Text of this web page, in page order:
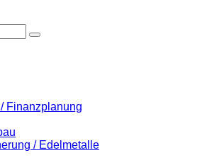
Finanzplanung
/ Edelmetalle